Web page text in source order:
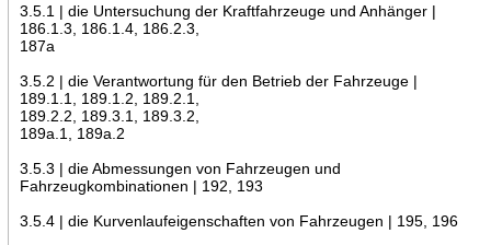
3.5.1 | die Untersuchung der Kraftfahrzeuge und Anhänger |
186.1.3, 186.1.4, 186.2.3,
187a
3.5.2 | die Verantwortung für den Betrieb der Fahrzeuge |
189.1.1, 189.1.2, 189.2.1,
189.2.2, 189.3.1, 189.3.2,
189a.1, 189a.2
3.5.3 | die Abmessungen von Fahrzeugen und
Fahrzeugkombinationen | 192, 193
3.5.4 | die Kurvenlaufeigenschaften von Fahrzeugen | 195, 196